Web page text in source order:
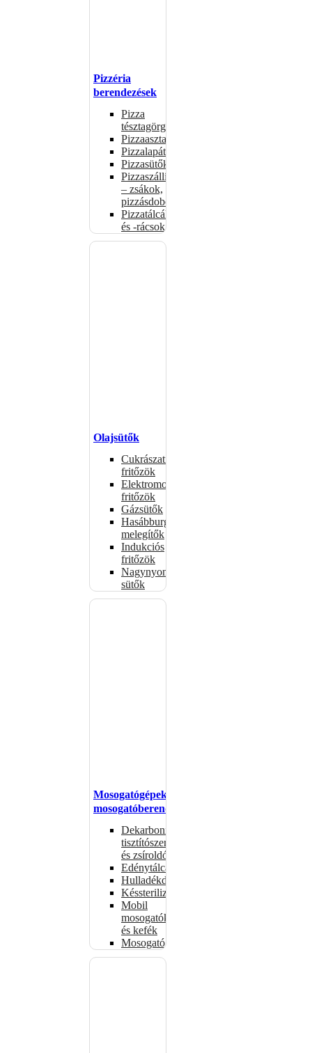
Pizzéria
berendezések
Pizza
tésztagörgők
Pizzaasztalok
Pizzalapátok
Pizzasütők
Pizzaszállítás
– zsákok,
pizzásdobozok
Pizzatálcák
és -rácsok
Olajsütők
Cukrászati
fritőzök
Elektromos
fritőzök
Gázsütők
Hasábburgonya
melegítők
Indukciós
fritőzök
Nagynyomású
sütők
Mosogatógépek,
mosogatóberendezések
Dekarbonizáló
tisztítószerek
és zsíroldók
Edénytálcák
Hulladékdarálók
Késsterilizátorok
Mobil
mosogatók
és kefék
Mosogatógépkosarak